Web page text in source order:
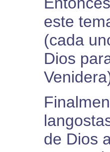
este
(cada
Dios
de Dios